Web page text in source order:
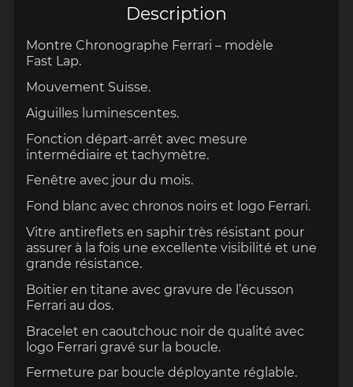
Description
Montre Chronographe Ferrari – modèle
Fast Lap.
Mouvement Suisse.
Aiguilles luminescentes.
Fonction départ-arrêt avec mesure
intermédiaire et tachymètre.
Fenêtre avec jour du mois.
Fond blanc avec chronos noirs et logo Ferrari.
Vitre antireflets en saphir très résistant pour
assurer à la fois une excellente visibilité et une
grande résistance.
Boitier en titane avec gravure de l’écusson
Ferrari au dos.
Bracelet en caoutchouc noir de qualité avec
logo Ferrari gravé sur la boucle.
Fermeture par boucle déployante réglable.